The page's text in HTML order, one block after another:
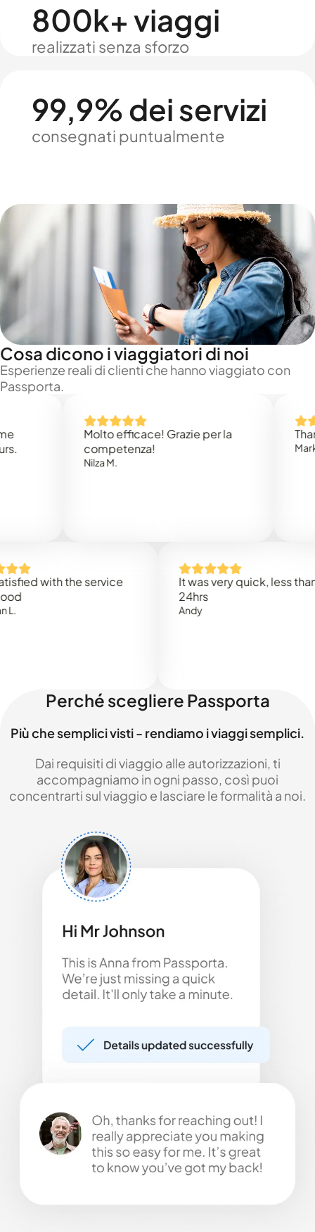
800k+ viaggi
realizzati senza sforzo
99,9% dei servizi
consegnati puntualmente
Cosa dicono i viaggiatori di noi
Esperienze reali di clienti che hanno viaggiato con
Passporta.
Molto efficace! Grazie per la
competenza!
Nilza M.
Thank
Mark N.
with the service
It was very quick, less than
24hrs
Perché scegliere Passporta
Più che semplici visti - rendiamo i viaggi semplici.
Dai requisiti di viaggio alle autorizzazioni, ti
accompagniamo in ogni passo, così puoi
concentrarti sul viaggio e lasciare le formalità a noi.